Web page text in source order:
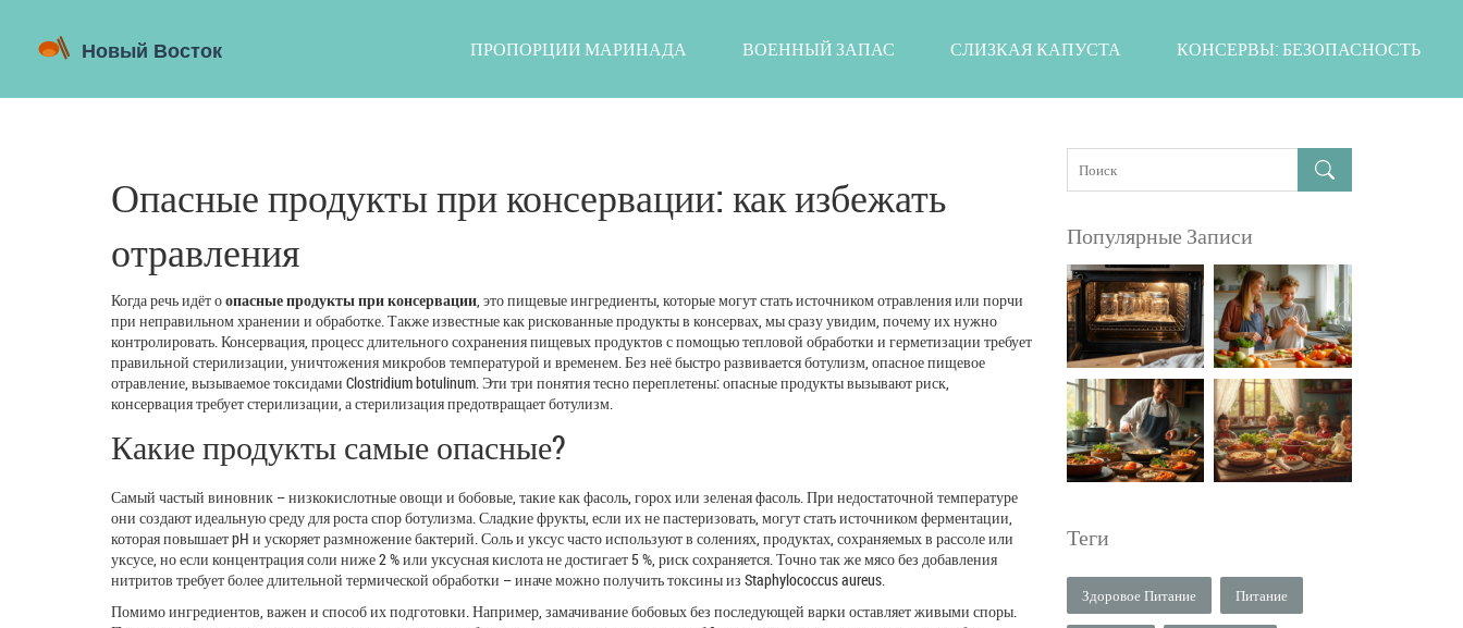
ПРОПОРЦИИ МАРИНАДА ВОЕННЫЙ ЗАПАС СЛИЗКАЯ КАПУСТА КОНСЕРВЫ: БЕЗОПАСНОСТЬ
Опасные продукты при консервации: как избежать
отравления
Когда речь идёт оопасные продукты при консервации это пищевые ингредиенты, которые могут стать источником отравления или порчи
при неправильном хранении и обработке . Также известные какрискованные продукты в консервах , мы сразу увидим, почему их нужно
контролировать. Консервация процесс длительного сохранения пищевых продуктов с помощью тепловой обработки и герметизации требует
правильной стерилизации уничтожения микробов температурой и временем . Без неё быстро развиваетсяботулизм опасное пищевое
отравление, вызываемое токсидами Clostridium botulinum . Эти три понятия тесно переплетены: опасные продукты вызывают риск,
консервация требует стерилизации, а стерилизация предотвращает ботулизм.
Какие продукты самые опасные?
Самый частый виновник – низкокислотные овощи и бобовые, такие как фасоль, горох или зеленая фасоль. При недостаточной температуре
они создают идеальную среду для роста спор ботулизма. Сладкие фрукты, если их не пастеризовать, могут стать источником ферментации,
которая повышает pH и ускоряет размножение бактерий. Соль и уксус часто используют в солениях продуктах, сохраняемых в рассоле или
уксусе , но если концентрация соли ниже 2 % или уксусная кислота не достигает 5 %, риск сохраняется. Точно так же мясо без добавления
нитритов требует более длительной термической обработки – иначе можно получить токсины из Staphylococcus aureus.
Помимо ингредиентов, важен и способ их подготовки. Например, замачивание бобовых без последующей варки оставляет живыми споры.
Популярные Записи
Теги
Здоровое Питание Питание